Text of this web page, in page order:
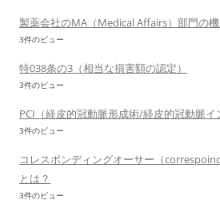
製薬会社のMA（Medical Affairs）部門の
3件のビュー
特038条の3（相当な損害額の認定）
3件のビュー
PCI（経皮的冠動脈形成術/経皮的冠動脈イ
3件のビュー
コレスポンディングオーサー（
とは？
3件のビュー